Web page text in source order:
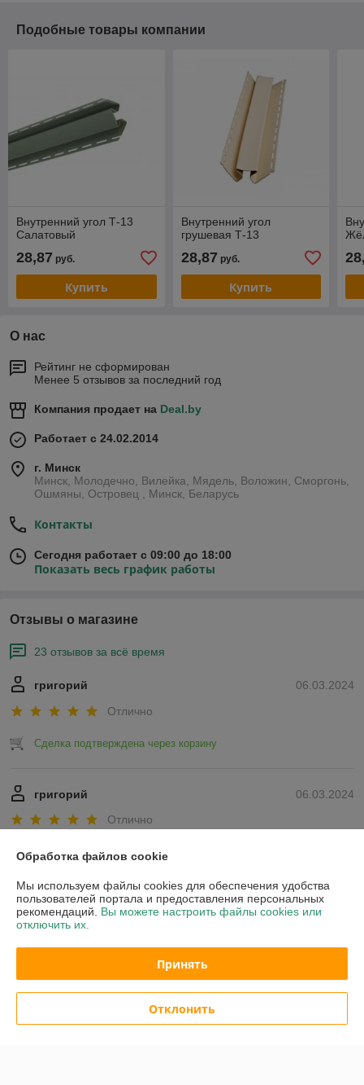
Подобные товары компании
Внутренний угол Т-13
Салатовый
28,87 руб.
Купить
Внутренний угол
грушевая Т-13
28,87 руб.
Купить
О нас
Рейтинг не сформирован
Менее 5 отзывов за последний год
Компания продает на Deal.by
Работает с 24.02.2014
г. Минск
Минск, Молодечно, Вилейка, Мядель, Воложин, Сморгонь,
Ошмяны, Островец , Минск, Беларусь
Контакты
Сегодня работает с 09:00 до 18:00
Показать весь график работы
Отзывы о магазине
23 отзывов за всё время
06.03.2024
григорий
Отлично
Сделка подтверждена через корзину
06.03.2024
григорий
Отлично
Показать все отзывы
О нас
Доставка и оплата
График работы
Обработка файлов cookie
Мы используем файлы cookies для обеспечения удобства
пользователей портала и предоставления персональных
рекомендаций. Вы можете настроить файлы cookies или
отключить их.
Принять
Отклонить